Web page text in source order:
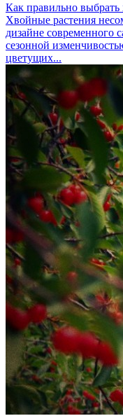
Как правильно выбрать
Хвойные растения
дизайне современного
сезонной
цветущих...